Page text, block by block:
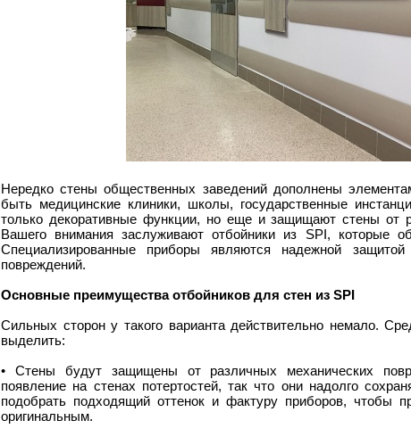
Нередко стены общественных заведений дополнены
быть медицинские клиники, школы, государственные
только декоративные функции, но еще и защищают стены от
Вашего внимания заслуживают отбойники из SPI, которые
Специализированные приборы являются надежной
повреждений.
Основные преимущества отбойников для стен из SPI
Сильных сторон у такого варианта действительно немало.
выделить:
• Стены будут защищены от различных механических
появление на стенах потертостей, так что они надолго
подобрать подходящий оттенок и фактуру приборов, чтобы
оригинальным.